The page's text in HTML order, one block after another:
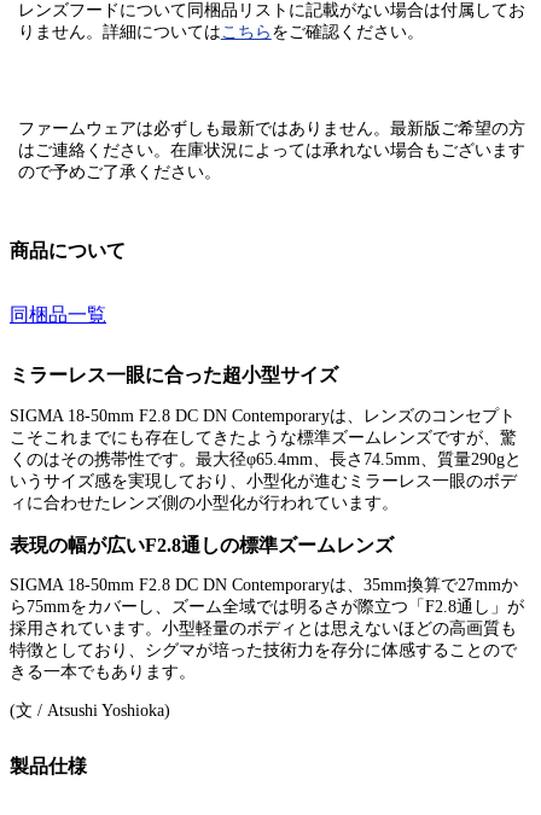
レンズフードについて同梱品リストに記載がない場合は付属してお
りません。 詳細についてはこちら をご確認ください。
ファームウェアは必ずしも最新ではありません。最新版ご希望の方
はご連絡ください。在庫状況によっては承れない場合もございます
ので予めご了承ください。
商品について
同梱品一覧
ミラーレス一眼に合った超小型サイズ
SIGMA 18-50mm F2.8 DC DN Contemporaryは、レンズのコンセプト
こそこれまでにも存在してきたような標準ズームレンズですが、驚
くのはその携帯性です。最大径φ65.4mm、長さ74.5mm、質量290gと
いうサイズ感を実現しており、小型化が進むミラーレス一眼のボデ
ィに合わせたレンズ側の小型化が行われています。
表現の幅が広いF2.8通しの標準ズームレンズ
SIGMA 18-50mm F2.8 DC DN Contemporaryは、35mm換算で27mmか
ら75mmをカバーし、ズーム全域では明るさが際立つ「F2.8通し」が
採用されています。小型軽量のボディとは思えないほどの高画質も
特徴としており、シグマが培った技術力を存分に体感することので
きる一本でもあります。
(文 / Atsushi Yoshioka)
製品仕様